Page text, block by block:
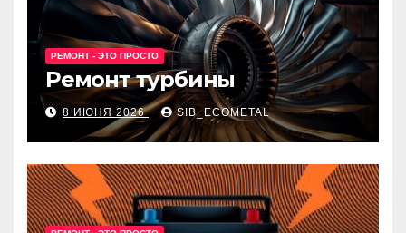
РЕМОНТ - ЭТО ПРОСТО
Ремонт турбины
8 ИЮНЯ 2026 SIB_ECOMETAL